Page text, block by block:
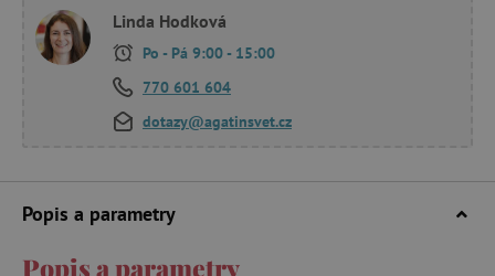
Linda Hodková
Po - Pá 9:00 - 15:00
770 601 604
dotazy@agatinsvet.cz
Popis a parametry
Popis a parametry